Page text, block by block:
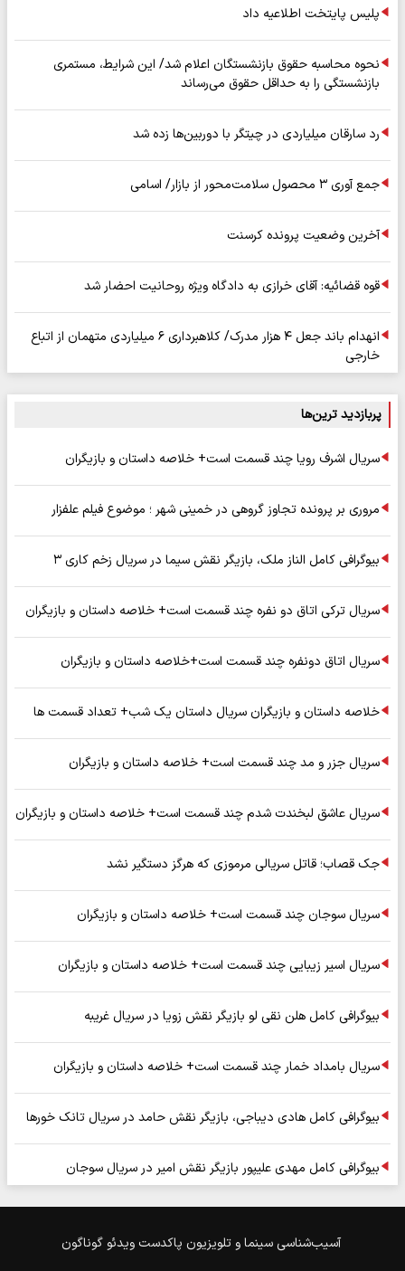
پلیس پایتخت اطلاعیه داد
نحوه محاسبه حقوق بازنشستگان اعلام شد/ این شرایط، مستمری
بازنشستگی را به حداقل حقوق می‌رساند
رد سارقان میلیاردی در چیتگر با دوربین‌ها زده شد
جمع آوری ۳ محصول سلامت‌محور از بازار/ اسامی
آخرین وضعیت پرونده کرسنت
قوه قضائیه: آقای خرازی به دادگاه ویژه روحانیت احضار شد
انهدام باند جعل ۴ هزار مدرک/ کلاهبرداری ۶ میلیاردی متهمان از اتباع
خارجی
پربازدید ترین‌ها
سریال اشرف رویا چند قسمت است+ خلاصه داستان و بازیگران
مروری بر پرونده تجاوز گروهی در خمینی شهر ؛ موضوع فیلم علفزار
بیوگرافی کامل الناز ملک، بازیگر نقش سیما در سریال زخم کاری ۳
سریال ترکی اتاق دو نفره چند قسمت است+ خلاصه داستان و بازیگران
سریال اتاق دونفره چند قسمت است+خلاصه داستان و بازیگران
خلاصه داستان و بازیگران سریال داستان یک شب+ تعداد قسمت ها
سریال جزر و مد چند قسمت است+ خلاصه داستان و بازیگران
سریال عاشق لبخندت شدم چند قسمت است+ خلاصه داستان و بازیگران
جک قصاب؛ قاتل سریالی مرموزی که هرگز دستگیر نشد
سریال سوجان چند قسمت است+ خلاصه داستان و بازیگران
سریال اسیر زیبایی چند قسمت است+ خلاصه داستان و بازیگران
بیوگرافی کامل هلن نقی لو بازیگر نقش زویا در سریال غریبه
سریال بامداد خمار چند قسمت است+ خلاصه داستان و بازیگران
بیوگرافی کامل هادی دیباجی، بازیگر نقش حامد در سریال تانک خورها
بیوگرافی کامل مهدی علیپور بازیگر نقش امیر در سریال سوجان
آسیب‌شناسی سینما و تلویزیون پاکدست ویدئو گوناگون